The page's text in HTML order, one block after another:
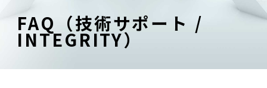
FAQ（技術サポート /
INTEGRITY）